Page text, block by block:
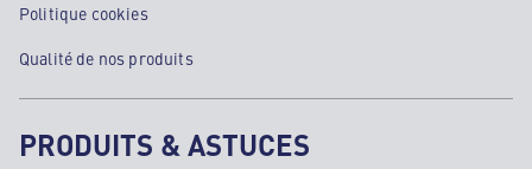
Politique cookies
Qualité de nos produits
PRODUITS & ASTUCES